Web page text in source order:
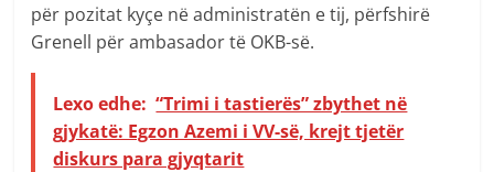
për pozitat kyçe në administratën e tij, përfshirë
Grenell për ambasador të OKB-së.
Lexo edhe: “Trimi i tastierës” zbythet në
gjykatë: Egzon Azemi i VV-së, krejt tjetër
diskurs para gjyqtarit